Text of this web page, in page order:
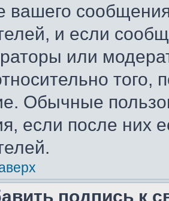
вашего
и если
или
Обычные
если после них
подпись к